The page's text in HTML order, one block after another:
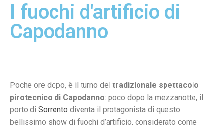
I fuochi d'artificio di
Capodanno
Poche ore dopo, è il turno del tradizionale spettacolo
pirotecnico di Capodanno: poco dopo la mezzanotte, il
porto di Sorrento diventa il protagonista di questo
bellissimo show di fuochi d’artificio, considerato come